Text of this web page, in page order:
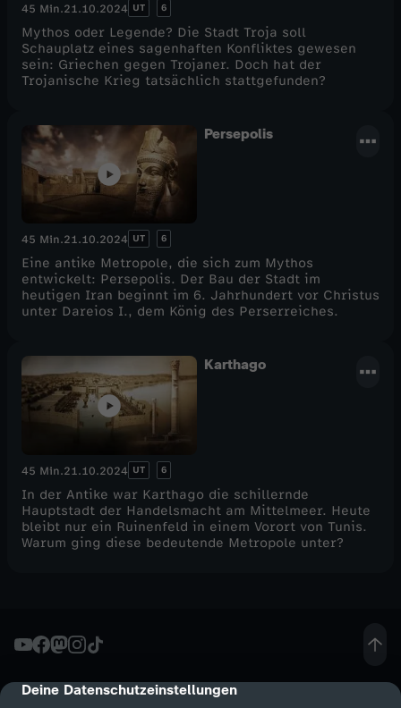
cmp-dialog-description
Deine Datenschutzeinstellungen
45 Min.21.10.2024 UT 6
Mythos oder Legende? Die Stadt Troja soll
Schauplatz eines sagenhaften Konfliktes gewesen
sein: Griechen gegen Trojaner. Doch hat der
Trojanische Krieg tatsächlich stattgefunden?
Persepolis
45 Min.21.10.2024 UT 6
Eine antike Metropole, die sich zum Mythos
entwickelt: Persepolis. Der Bau der Stadt im
heutigen Iran beginnt im 6. Jahrhundert vor Christus
unter Dareios I., dem König des Perserreiches.
Karthago
45 Min.21.10.2024 UT 6
In der Antike war Karthago die schillernde
Hauptstadt der Handelsmacht am Mittelmeer. Heute
bleibt nur ein Ruinenfeld in einem Vorort von Tunis.
Warum ging diese bedeutende Metropole unter?